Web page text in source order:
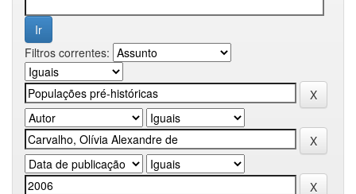
Filtros correntes: